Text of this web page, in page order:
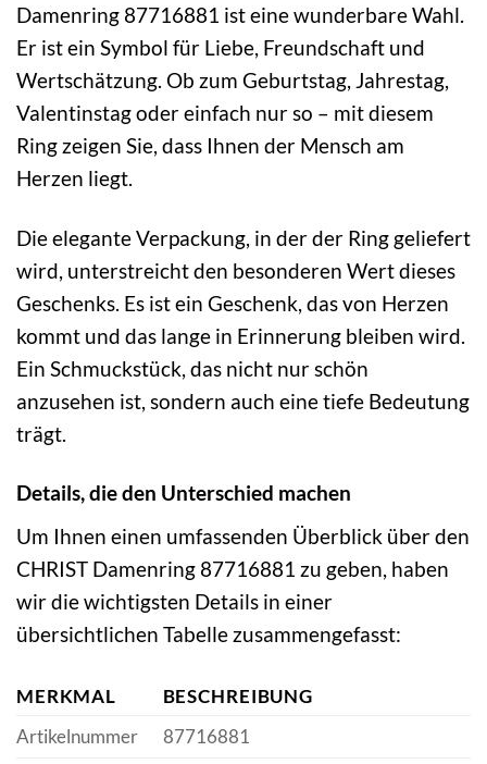
Damenring 87716881 ist eine wunderbare Wahl.
Er ist ein Symbol für Liebe, Freundschaft und
Wertschätzung. Ob zum Geburtstag, Jahrestag,
Valentinstag oder einfach nur so – mit diesem
Ring zeigen Sie, dass Ihnen der Mensch am
Herzen liegt.
Die elegante Verpackung, in der der Ring geliefert
wird, unterstreicht den besonderen Wert dieses
Geschenks. Es ist ein Geschenk, das von Herzen
kommt und das lange in Erinnerung bleiben wird.
Ein Schmuckstück, das nicht nur schön
anzusehen ist, sondern auch eine tiefe Bedeutung
trägt.
Details, die den Unterschied machen
Um Ihnen einen umfassenden Überblick über den
CHRIST Damenring 87716881 zu geben, haben
wir die wichtigsten Details in einer
übersichtlichen Tabelle zusammengefasst:
MERKMAL
BESCHREIBUNG
Artikelnummer
87716881